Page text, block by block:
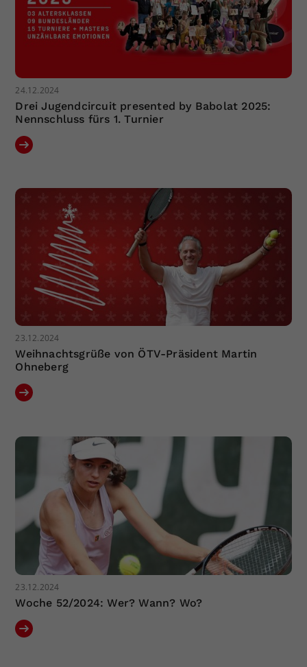
24.12.2024
Drei Jugendcircuit presented by Babolat 2025:
Nennschluss fürs 1. Turnier
23.12.2024
Weihnachtsgrüße von ÖTV-Präsident Martin
Ohneberg
23.12.2024
Woche 52/2024: Wer? Wann? Wo?